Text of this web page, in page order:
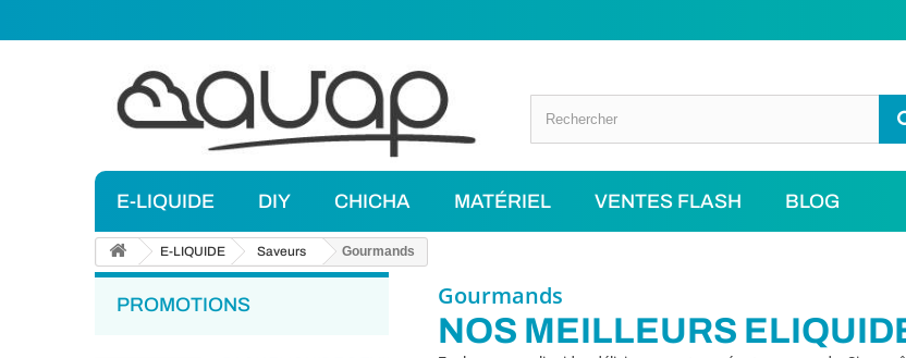
E-LIQUIDE DIY CHICHA MATÉRIEL VENTES FLASH BLOG
E-LIQUIDE Saveurs Gourmands
PROMOTIONS Gourmands
NOS MEILLEURS